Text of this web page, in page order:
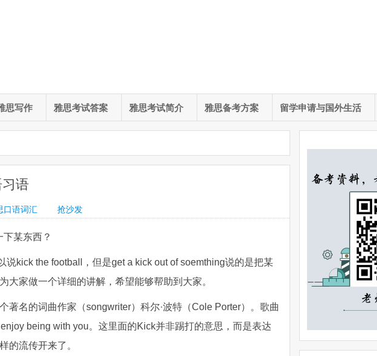
思写作 雅思考试答案 雅思考试简介 雅思备考方案 留学申请与国外生活
语
口语词汇 抢沙发
某东西？
说kick the football，但是get a kick out of soemthing说的是把某
大家做一个详细的讲解，希望能够帮助到大家。
著名的词曲作家（songwriter）科尔·波特（Cole Porter）。歌曲
being with you。这里面的Kick并非踢打的意思，而是表达
的流传开来了。